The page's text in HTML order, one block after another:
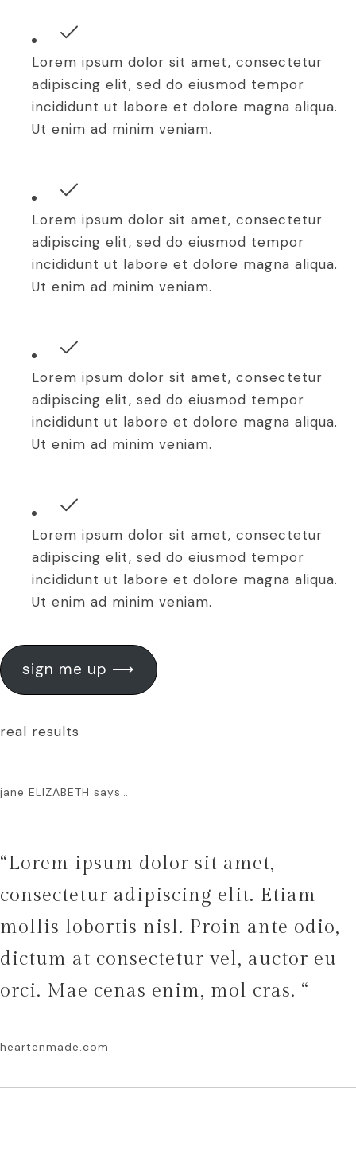
Lorem ipsum dolor sit amet, consectetur
adipiscing elit, sed do eiusmod tempor
incididunt ut labore et dolore magna aliqua.
Ut enim ad minim veniam.
Lorem ipsum dolor sit amet, consectetur
adipiscing elit, sed do eiusmod tempor
incididunt ut labore et dolore magna aliqua.
Ut enim ad minim veniam.
Lorem ipsum dolor sit amet, consectetur
adipiscing elit, sed do eiusmod tempor
incididunt ut labore et dolore magna aliqua.
Ut enim ad minim veniam.
Lorem ipsum dolor sit amet, consectetur
adipiscing elit, sed do eiusmod tempor
incididunt ut labore et dolore magna aliqua.
Ut enim ad minim veniam.
sign me up ⟶
real results
jane ELIZABETH says…
“Lorem ipsum dolor sit amet,
consectetur adipiscing elit. Etiam
mollis lobortis nisl. Proin ante odio,
dictum at consectetur vel, auctor eu
orci. Mae cenas enim, mol cras. “
heartenmade.com